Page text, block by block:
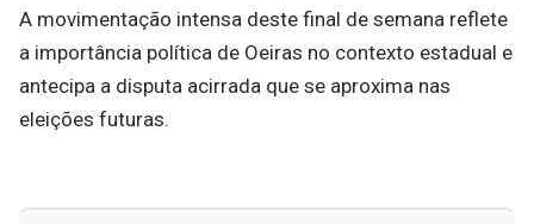
A movimentação intensa deste final de semana reflete
a importância política de Oeiras no contexto estadual e
antecipa a disputa acirrada que se aproxima nas
eleições futuras.